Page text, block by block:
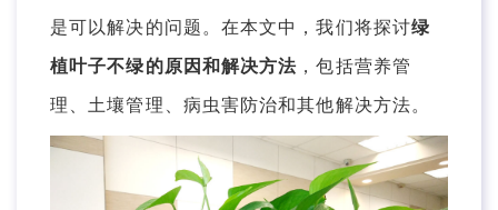
是可以解决的问题。在本文中，我们将探讨绿
植叶子不绿的原因和解决方法 ，包括营养管
理、土壤管理、病虫害防治和其他解决方法。